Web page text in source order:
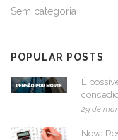
Sem categoria
POPULAR POSTS
É
29 de
Nova